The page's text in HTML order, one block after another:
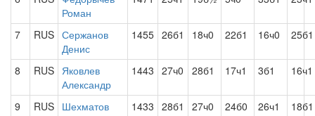
Роман
7 RUS Сержанов
Денис
1455 26б1 18ч0 22б1 16ч0 25б1
8 RUS Яковлев
Александр
1443 27ч0 28б1 17ч1 3б1 16ч1
9 RUS Шехматов
1433 28б1 27ч0 24б0 26ч1 18б1